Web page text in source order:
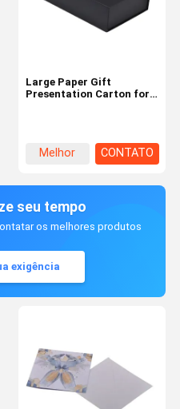
Large Paper Gift
Presentation Carton for
Melhor
CONTATO
seu tempo
os melhores produtos
exigência